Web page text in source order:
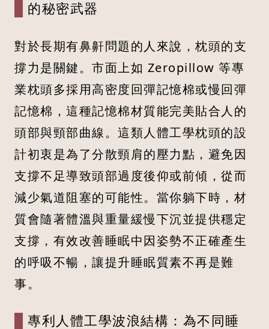
的秘密武器
對於長期有鼻鼾問題的人來說，枕頭的支
撐力是關鍵。市面上如 Zeropillow 等專
業枕頭多採用高密度回彈記憶棉或慢回彈
記憶棉，這種記憶棉材質能完美貼合人的
頭部與頸部曲線。這類人體工學枕頭的設
計初衷是為了分散頸肩的壓力點，避免因
支撐不足導致頭部過度後仰或前傾，從而
減少氣道阻塞的可能性。當你躺下時，材
質會隨著體溫與重量緩慢下沉並提供穩定
支撐，有效改善睡眠中因姿勢不正確產生
的呼吸不暢，讓提升睡眠質素不再是難
事。
專利人體工學波浪結構：為不同睡